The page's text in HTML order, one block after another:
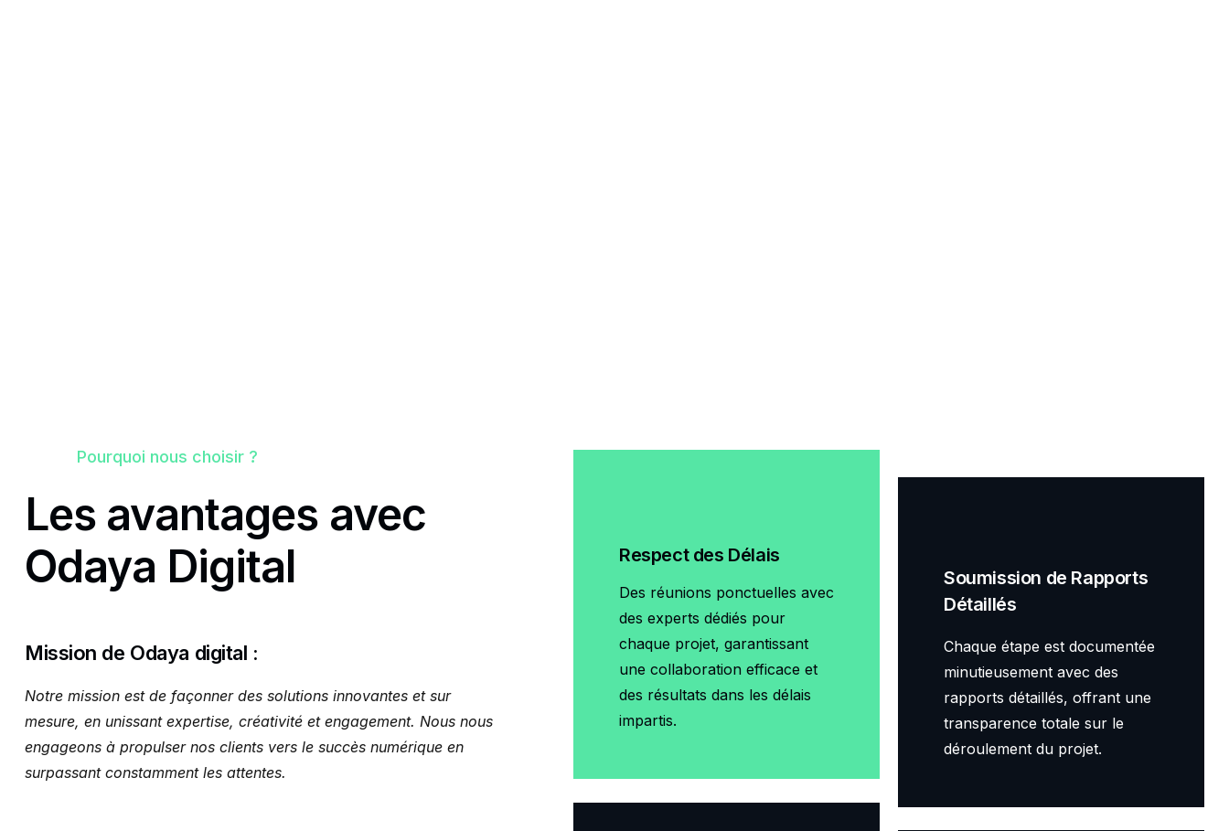
Pourquoi nous choisir ?
Les avantages avec
Odaya Digital
Mission de Odaya digital :
Notre mission est de façonner des solutions innovantes et sur
mesure, en unissant expertise, créativité et engagement. Nous nous
engageons à propulser nos clients vers le succès numérique en
surpassant constamment les attentes.
Respect des Délais
Des réunions ponctuelles avec
des experts dédiés pour
chaque projet, garantissant
une collaboration efficace et
des résultats dans les délais
impartis.
Soumission de Rapports
Détaillés
Chaque étape est documentée
minutieusement avec des
rapports détaillés, offrant une
transparence totale sur le
déroulement du projet.